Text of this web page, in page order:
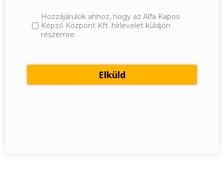
Hozzájárulok ahhoz, hogy az Alfa Kapos
Képző Központ Kft. hírlevelet küldjön
részemre.